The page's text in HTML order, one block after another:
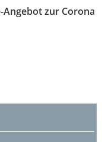
Angebot zur Corona